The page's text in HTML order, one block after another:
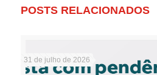
POSTS RELACIONADOS
31 de julho de 2026